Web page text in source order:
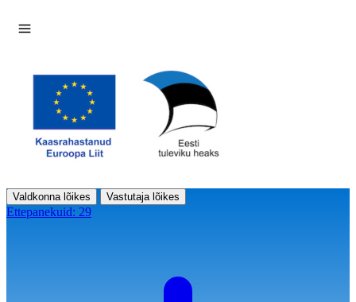
Ava menüü
Valdkonna lõikes Vastutaja lõikes
Ettepanekuid: 29